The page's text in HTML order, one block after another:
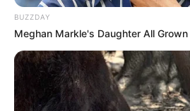
Como Fazer Amigurumi –
um Sucesso
28
crochê para
BUZZDAY
Meghan Markle's Daughter All